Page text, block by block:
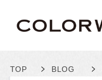
TOP > BLOG >